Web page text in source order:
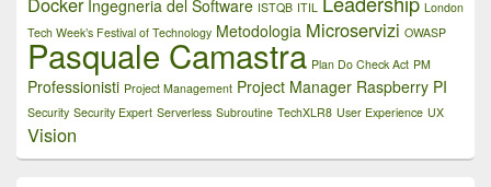
Ingegneria del Software ISTQB ITIL
London
Tech Week’s Festival of Technology Metodologia Microservizi OWASP
Pasquale Camastra Plan Do Check Act PM
Professionisti Project Management Project Manager Raspberry PI
Security Security Expert Serverless Subroutine TechXLR8 User Experience UX
Vision